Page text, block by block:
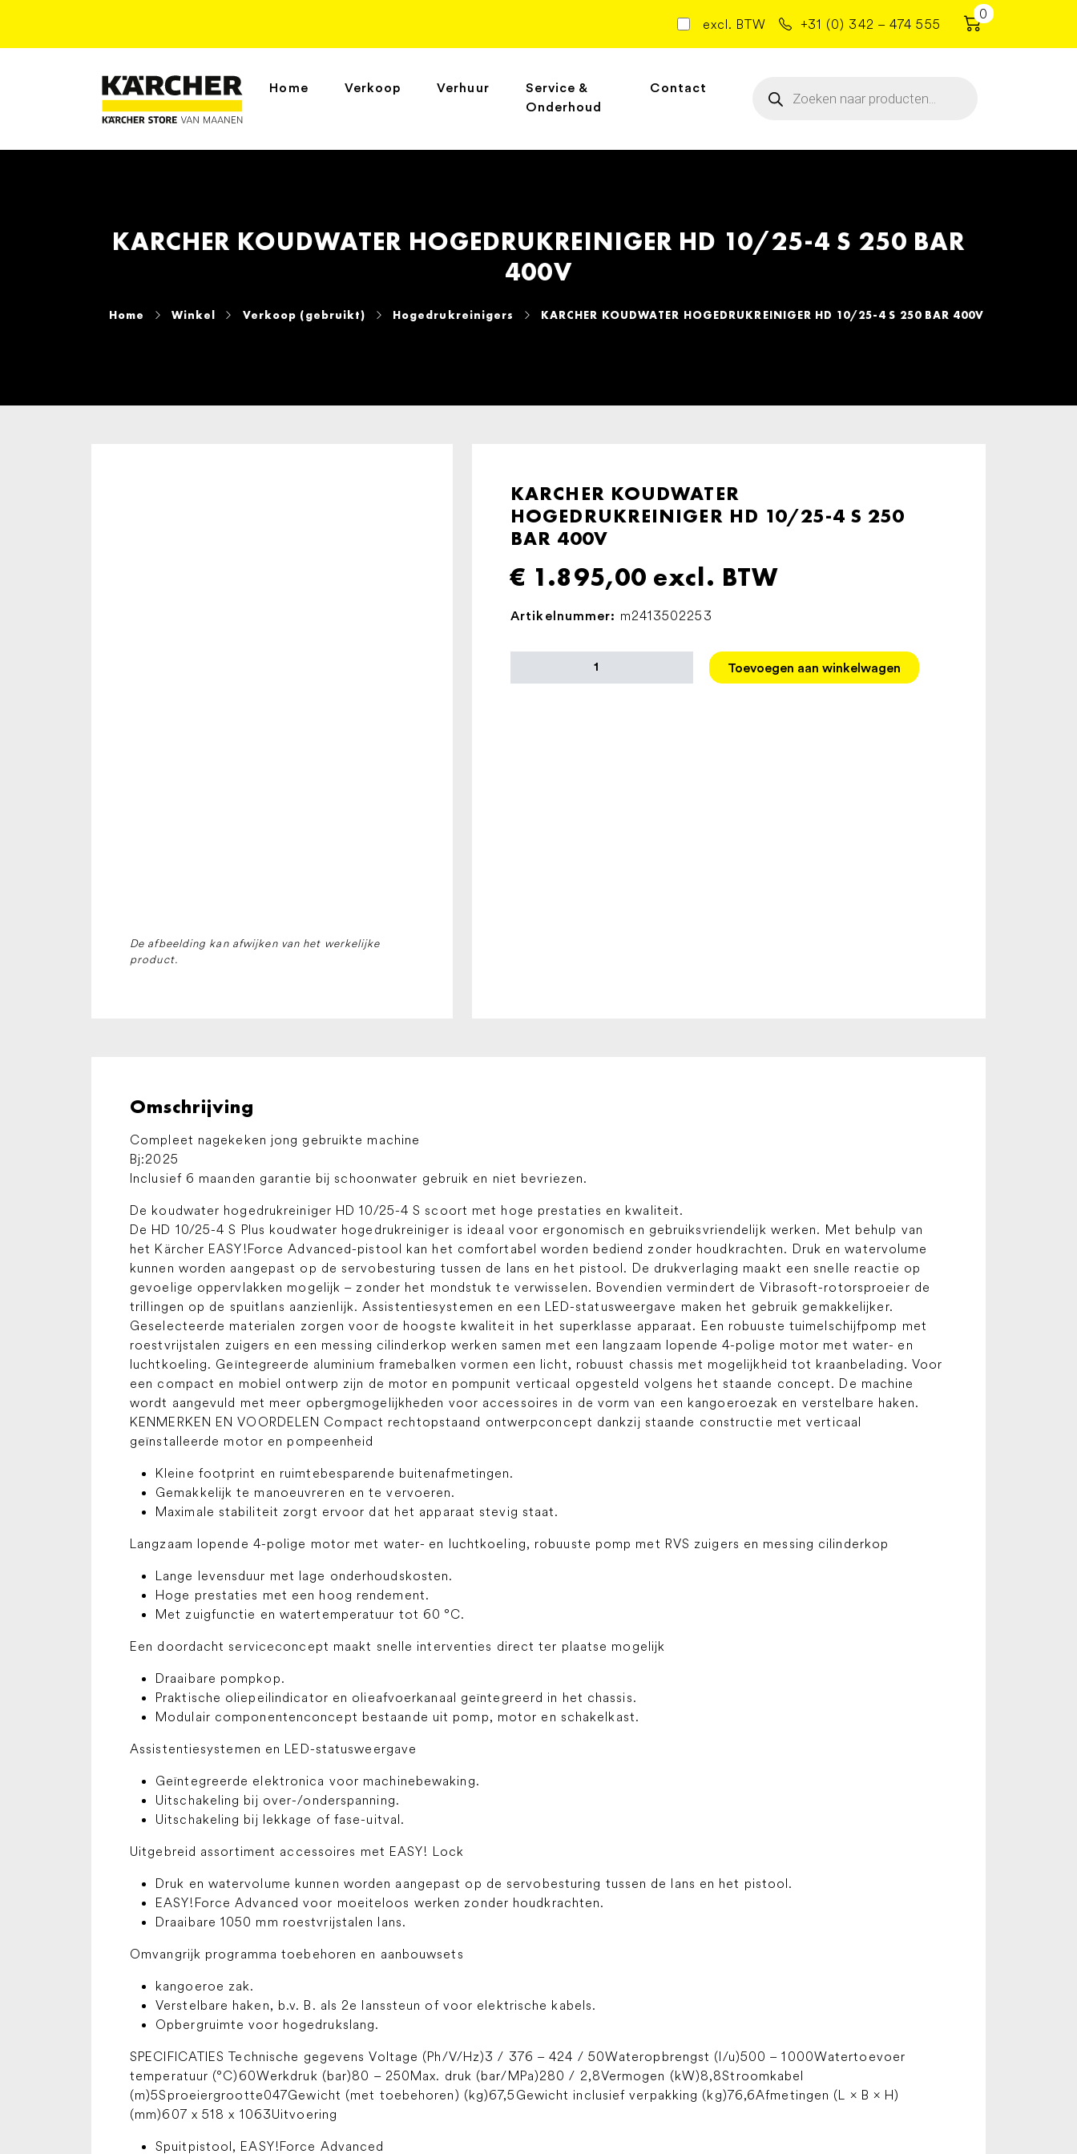
excl. BTW +31 (0) 342 – 474 555
0
Home Verkoop Verhuur
Service &
Onderhoud
Contact
zoeken
KARCHER KOUDWATER HOGEDRUKREINIGER HD 10/25-4 S 250 BAR
400V
Home Winkel Verkoop (gebruikt) Hogedrukreinigers KARCHER KOUDWATER HOGEDRUKREINIGER HD 10/25-4 S 250 BAR 400V
De afbeelding kan afwijken van het werkelijke
product.
KARCHER KOUDWATER
HOGEDRUKREINIGER HD 10/25-4 S 250
BAR 400V
€ 1.895,00 excl. BTW
Artikelnummer: m2413502253
Toevoegen aan winkelwagen
Omschrijving
Compleet nagekeken jong gebruikte machine
Bj:2025
Inclusief 6 maanden garantie bij schoonwater gebruik en niet bevriezen.
De koudwater hogedrukreiniger HD 10/25-4 S scoort met hoge prestaties en kwaliteit.
De HD 10/25-4 S Plus koudwater hogedrukreiniger is ideaal voor ergonomisch en gebruiksvriendelijk werken. Met behulp van
het Kärcher EASY!Force Advanced-pistool kan het comfortabel worden bediend zonder houdkrachten. Druk en watervolume
kunnen worden aangepast op de servobesturing tussen de lans en het pistool. De drukverlaging maakt een snelle reactie op
gevoelige oppervlakken mogelijk – zonder het mondstuk te verwisselen. Bovendien vermindert de Vibrasoft-rotorsproeier de
trillingen op de spuitlans aanzienlijk. Assistentiesystemen en een LED-statusweergave maken het gebruik gemakkelijker.
Geselecteerde materialen zorgen voor de hoogste kwaliteit in het superklasse apparaat. Een robuuste tuimelschijfpomp met
roestvrijstalen zuigers en een messing cilinderkop werken samen met een langzaam lopende 4-polige motor met water- en
luchtkoeling. Geïntegreerde aluminium framebalken vormen een licht, robuust chassis met mogelijkheid tot kraanbelading. Voor
een compact en mobiel ontwerp zijn de motor en pompunit verticaal opgesteld volgens het staande concept. De machine
wordt aangevuld met meer opbergmogelijkheden voor accessoires in de vorm van een kangoeroezak en verstelbare haken.
KENMERKEN EN VOORDELEN Compact rechtopstaand ontwerpconcept dankzij staande constructie met verticaal
geïnstalleerde motor en pompeenheid
Kleine footprint en ruimtebesparende buitenafmetingen.
Gemakkelijk te manoeuvreren en te vervoeren.
Maximale stabiliteit zorgt ervoor dat het apparaat stevig staat.
Langzaam lopende 4-polige motor met water- en luchtkoeling, robuuste pomp met RVS zuigers en messing cilinderkop
Lange levensduur met lage onderhoudskosten.
Hoge prestaties met een hoog rendement.
Met zuigfunctie en watertemperatuur tot 60 °C.
Een doordacht serviceconcept maakt snelle interventies direct ter plaatse mogelijk
Draaibare pompkop.
Praktische oliepeilindicator en olieafvoerkanaal geïntegreerd in het chassis.
Modulair componentenconcept bestaande uit pomp, motor en schakelkast.
Assistentiesystemen en LED-statusweergave
Geïntegreerde elektronica voor machinebewaking.
Uitschakeling bij over-/onderspanning.
Uitschakeling bij lekkage of fase-uitval.
Uitgebreid assortiment accessoires met EASY! Lock
Druk en watervolume kunnen worden aangepast op de servobesturing tussen de lans en het pistool.
EASY!Force Advanced voor moeiteloos werken zonder houdkrachten.
Draaibare 1050 mm roestvrijstalen lans.
Omvangrijk programma toebehoren en aanbouwsets
kangoeroe zak.
Verstelbare haken, b.v. B. als 2e lanssteun of voor elektrische kabels.
Opbergruimte voor hogedrukslang.
SPECIFICATIES Technische gegevens Voltage (Ph/V/Hz)3 / 376 – 424 / 50Wateropbrengst (l/u)500 – 1000Watertoevoer
temperatuur (°C)60Werkdruk (bar)80 – 250Max. druk (bar/MPa)280 / 2,8Vermogen (kW)8,8Stroomkabel
(m)5Sproeiergrootte047Gewicht (met toebehoren) (kg)67,5Gewicht inclusief verpakking (kg)76,6Afmetingen (L × B × H)
(mm)607 x 518 x 1063Uitvoering
Spuitpistool, EASY!Force Advanced